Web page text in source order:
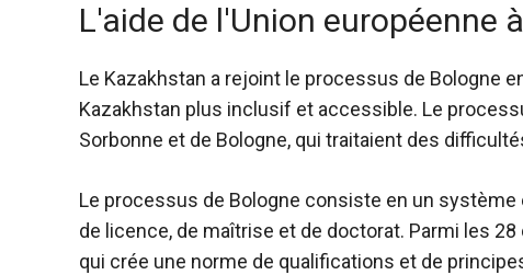
L'aide de l'Union européenne
Le Kazakhstan a rejoint le processus de Bologne
Kazakhstan plus inclusif et accessible. Le
Sorbonne et de Bologne, qui traitaient des
Le processus de Bologne consiste en un
de licence, de maîtrise et de doctorat. Parmi les
qui crée une norme de qualifications et de